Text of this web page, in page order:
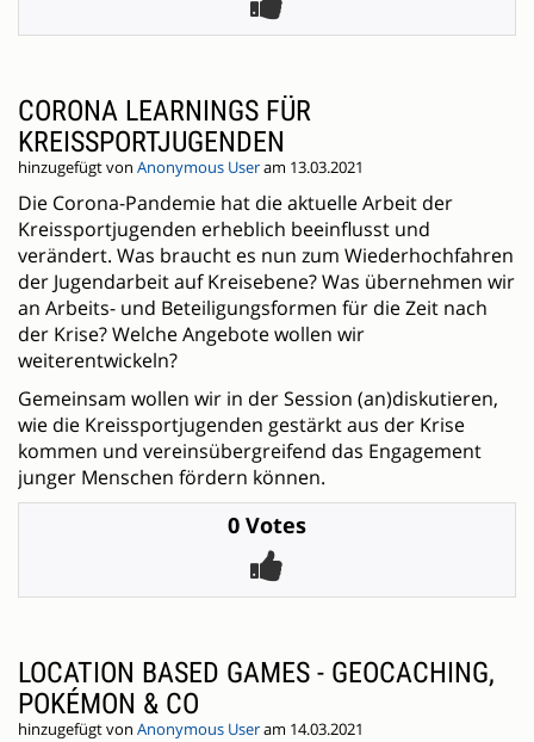
CORONA LEARNINGS FÜR
KREISSPORTJUGENDEN
hinzugefügt von Anonymous Useram 13.03.2021
Die Corona-Pandemie hat die aktuelle Arbeit der
Kreissportjugenden erheblich beeinflusst und
verändert. Was braucht es nun zum Wiederhochfahren
der Jugendarbeit auf Kreisebene? Was übernehmen wir
an Arbeits- und Beteiligungsformen für die Zeit nach
der Krise? Welche Angebote wollen wir
weiterentwickeln?
Gemeinsam wollen wir in der Session (an)diskutieren,
wie die Kreissportjugenden gestärkt aus der Krise
kommen und vereinsübergreifend das Engagement
junger Menschen fördern können.
0 Votes
LOCATION BASED GAMES - GEOCACHING,
POKÉMON & CO
hinzugefügt von Anonymous Useram 14.03.2021